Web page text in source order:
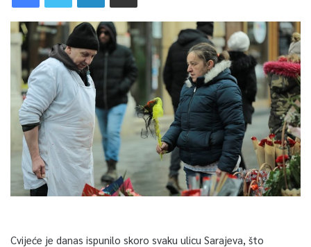
Cvijeće je danas ispunilo skoro svaku ulicu Sarajeva, što